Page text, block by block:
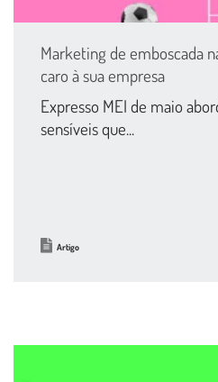
Marketing de emboscada
caro à sua empresa
Expresso MEI de maio
sensíveis que...
Artigo